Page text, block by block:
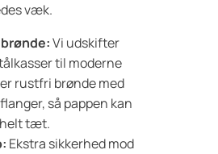
væk.
Vi udskifter
til moderne
rustfri brønde med
så pappen kan
helt tæt.
Ekstra sikkerhed mod